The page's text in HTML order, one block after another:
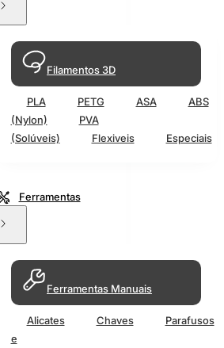
Filamentos 3D
PLA PETG ASA ABS
(Nylon)
PVA
(Solúveis)
Flexiveis Especiais
Ferramentas
Ferramentas Manuais
Alicates Chaves
Parafusos
e